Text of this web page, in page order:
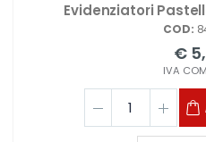
Evidenziatori
COD:
€
IVA